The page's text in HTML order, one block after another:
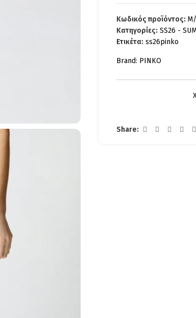
Κωδικός προϊόντος:
Κατηγορίες: SS26 -
Ετικέτα: ss26pinko
Brand: PINKO
Share: